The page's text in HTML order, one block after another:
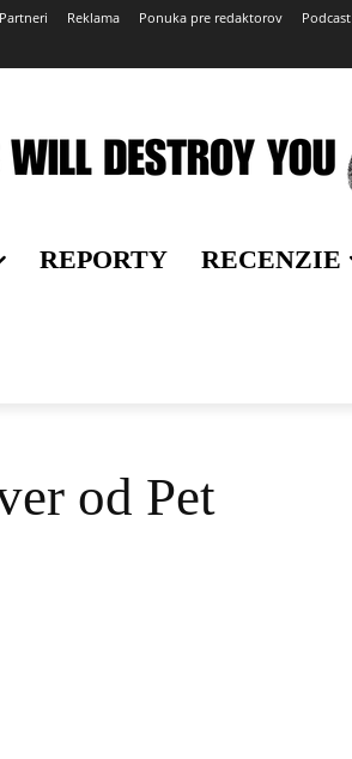
Partneri Reklama Ponuka pre redaktorov Podcast
REPORTY RECENZIE
od Pet